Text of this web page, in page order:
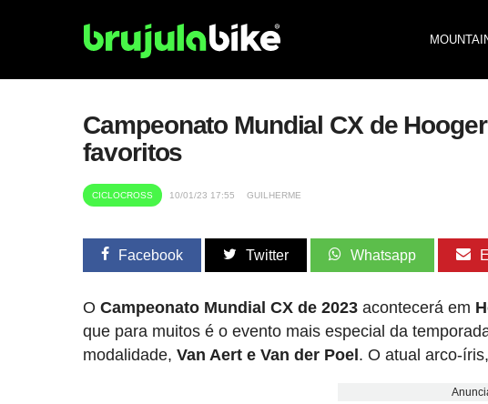
Campeonato Mundial CX de
favoritos
CICLOCROSS 10/01/23 17:55 GUILHERME
Facebook Twitter Whatsapp
OCampeonato Mundial CX de 2023 acontecerá em
que para muitos é o evento mais especial da
modalidade,Van Aert e Van der Poel . O atual arco-íris,